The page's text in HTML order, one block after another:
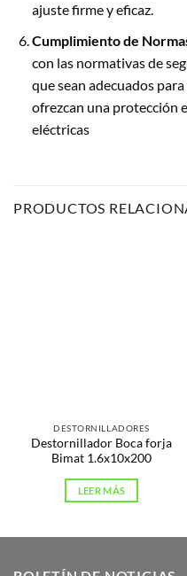
ajuste firme y eficaz.
Cumplimiento de
con las normativas de
que sean adecuados
ofrezcan una protección
eléctricas
PRODUCTOS
DESTORNILLADORES
Destornillador Boca forja
Bimat 1.6x10x200
LEER MÁS